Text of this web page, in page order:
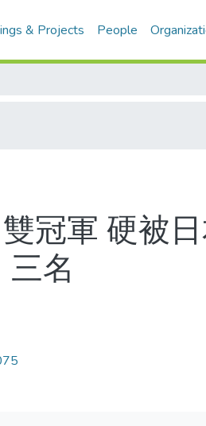
& Projects People
冠軍 硬被
名